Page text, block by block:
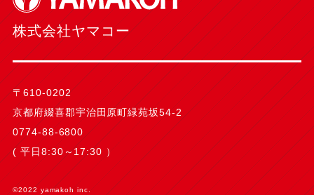
株式会社ヤマコー
〒610-0202
京都府綴喜郡宇治田原町緑苑坂54-2
0774-88-6800
( 平日8:30～17:30 ）
©2022 yamakoh inc.